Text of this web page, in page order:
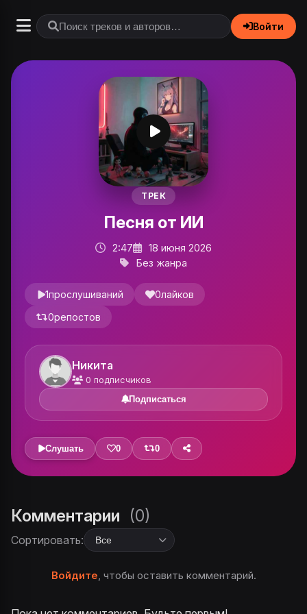
Войти
ТРЕК
Песня от ИИ
2:47
18 июня 2026
Без жанра
1прослушиваний 0лайков
0репостов
Никита
0 подписчиков
Подписаться
Слушать 0 0
Комментарии (0)
Сортировать:
Войдите, чтобы оставить комментарий.